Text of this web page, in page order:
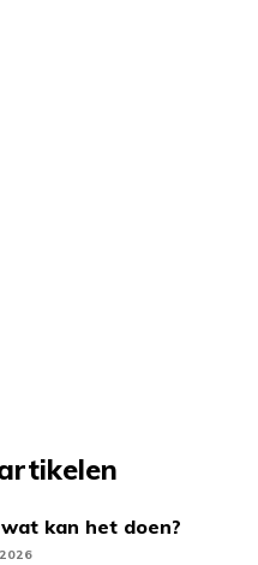
kan het doen?